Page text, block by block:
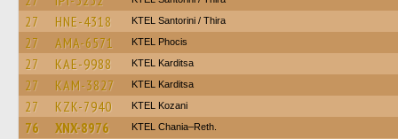
27 HNE-4318 KTEL Santorini / Thira
27 AMA-6571 ΚΤΕL Phocis
27 KAE-9988 ΚΤΕL Karditsa
27 KAM-3827 ΚΤΕL Karditsa
27 KZK-7940 ΚΤΕL Kozani
76 XNX-8976 KTEL Chania–Reth.